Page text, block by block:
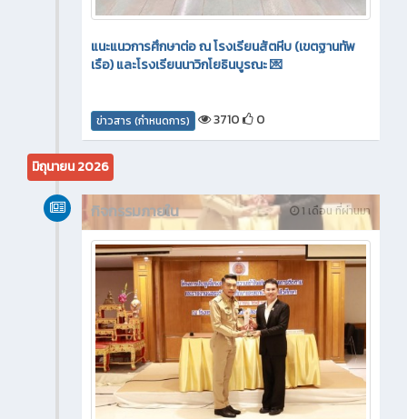
แนะแนวการศึกษาต่อ ณ โรงเรียนสัตหีบ (เขตฐานทัพ
เรือ) และโรงเรียนนาวิกโยธินบูรณะ 💌
ข่าวสาร (กำหนดการ) 3710 0
มิถุนายน 2026
1 เดือน ที่ผ่านมา
กิจกรรมภายใน